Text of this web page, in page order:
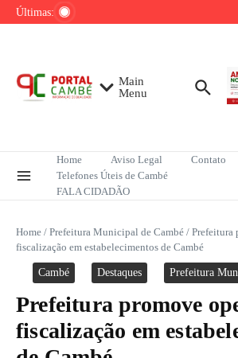
Ir para o conteúdo
Últimas:
Mega-Sena sorteia R$ 165
sobre redução do
Main
Menu
Home Aviso Legal
Contato
Telefones Úteis de Cambé
FALA CIDADÃO
Home / Prefeitura Municipal de Cambé / Prefeitura
fiscalização em estabelecimentos de Cambé
Cambé Destaques Prefeitura
Prefeitura promove
fiscalização em